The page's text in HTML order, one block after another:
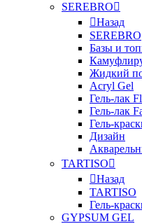
SEREBRO
Назад
SEREBRO
Базы и
Жидкий
Acryl Gel
Гель-лак
Гель-лак
Гель-
Дизайн
TARTISO
Назад
TARTISO
Гель-
GYPSUM GEL